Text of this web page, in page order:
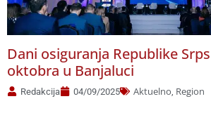
Dani osiguranja Republike
oktobra u Banjaluci
Redakcija 04/09/2025 Aktuelno Region